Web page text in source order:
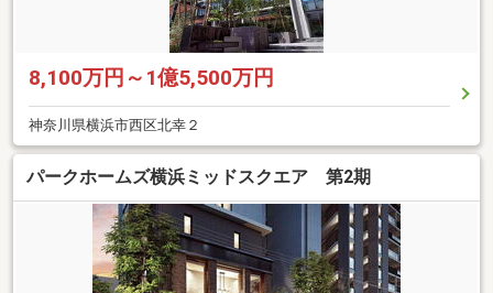
8,100万円～1億5,500万円
神奈川県横浜市西区北幸２
パークホームズ横浜ミッドスクエア 第2期